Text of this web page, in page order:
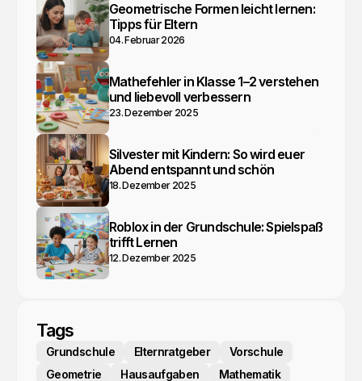
Geometrische Formen leicht lernen:
Tipps für Eltern
04. Februar 2026
Mathefehler in Klasse 1–2 verstehen
und liebevoll verbessern
23. Dezember 2025
Silvester mit Kindern: So wird euer
Abend entspannt und schön
18. Dezember 2025
Roblox in der Grundschule: Spielspaß
trifft Lernen
12. Dezember 2025
Tags
Grundschule Elternratgeber
Vorschule
Geometrie
Hausaufgaben
Mathematik